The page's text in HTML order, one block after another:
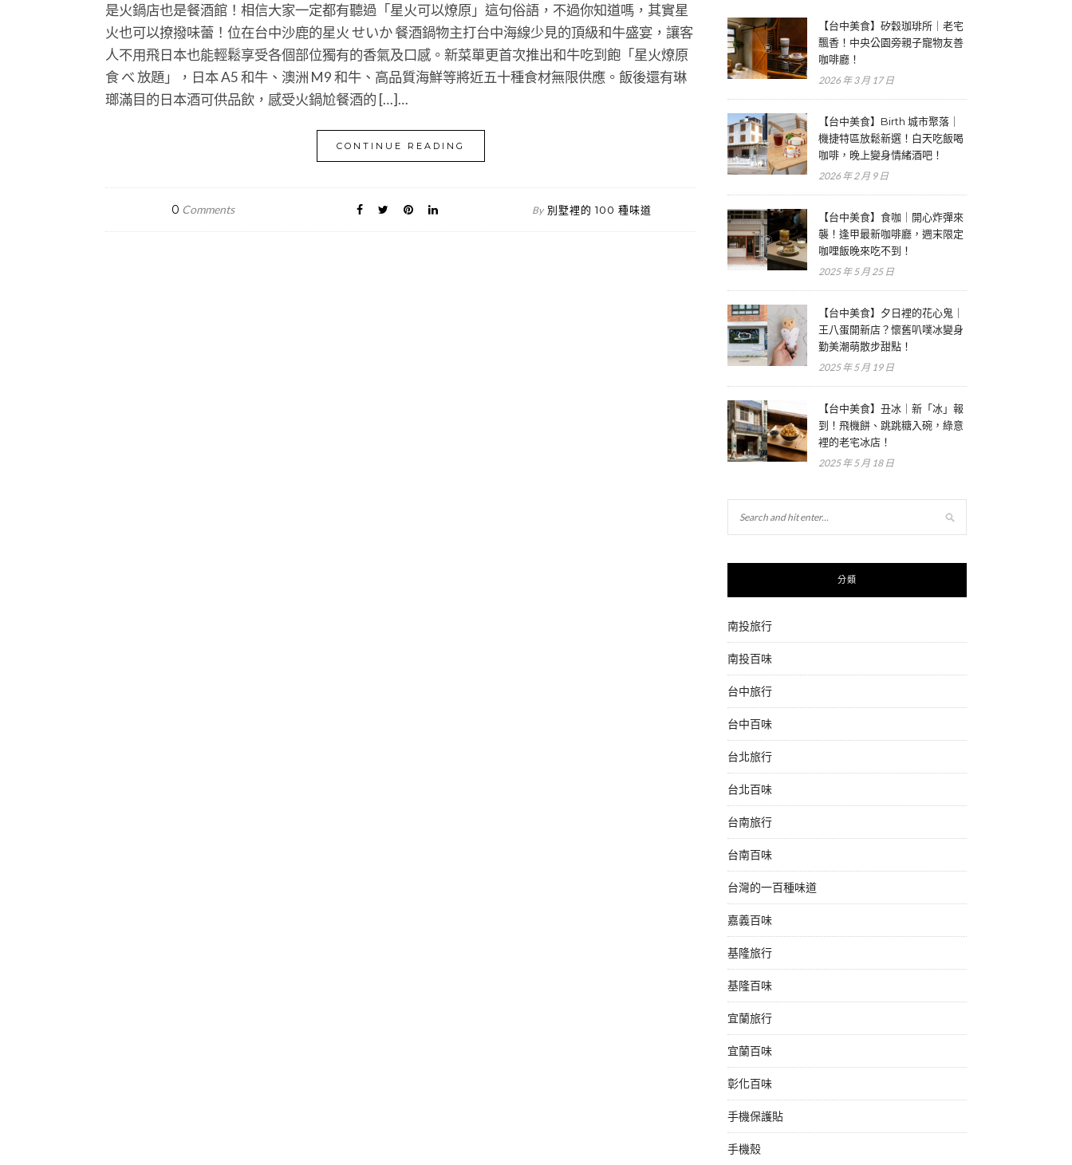
是火鍋店也是餐酒館！相信大家一定都有聽過「星火可以燎原」這句俗語，不過你知道嗎，其實星
火也可以撩撥味蕾！位在台中沙鹿的星火 せいか 餐酒鍋物主打台中海線少見的頂級和牛盛宴，讓客
人不用飛日本也能輕鬆享受各個部位獨有的香氣及口感。新菜單更首次推出和牛吃到飽「星火燎原
食 べ 放題」，日本 A5 和牛、澳洲 M9 和牛、高品質海鮮等將近五十種食材無限供應。飯後還有琳
瑯滿目的日本酒可供品飲，感受火鍋尬餐酒的 […]…
CONTINUE READING
0 Comments By 別墅裡的 100 種味道
【台中美食】矽穀珈琲所｜老宅
飄香！中央公園旁親子寵物友善
咖啡廳！
2026 年 3 月 17 日
【台中美食】Birth 城市聚落｜
機捷特區放鬆新選！白天吃飯喝
咖啡，晚上變身情緒酒吧！
2026 年 2 月 9 日
【台中美食】食咖｜開心炸彈來
襲！逢甲最新咖啡廳，週末限定
咖哩飯晚來吃不到！
2025 年 5 月 25 日
【台中美食】夕日裡的花心鬼｜
王八蛋開新店？懷舊叭噗冰變身
勤美潮萌散步甜點！
2025 年 5 月 19 日
【台中美食】丑冰｜新「冰」報
到！飛機餅、跳跳糖入碗，綠意
裡的老宅冰店！
2025 年 5 月 18 日
分類
南投旅行
南投百味
台中旅行
台中百味
台北旅行
台北百味
台南旅行
台南百味
台灣的一百種味道
嘉義百味
基隆旅行
基隆百味
宜蘭旅行
宜蘭百味
彰化百味
手機保護貼
手機殼